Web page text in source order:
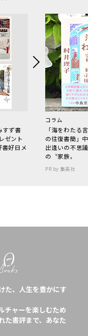
すず書
ゼント
好日メ
コラム
「海をわた
の往復書簡」
出逢いの不思
の〝家族〟
PR by 集英社
た、人生を豊かにす
チャーを楽しむため
た書評まで、あなた